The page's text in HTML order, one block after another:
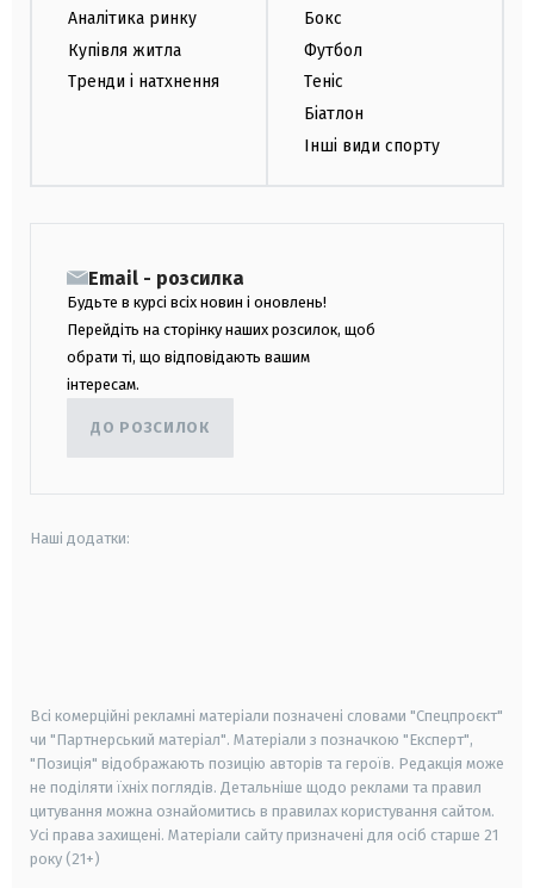
Аналітика ринку
Купівля житла
Тренди і натхнення
Бокс
Футбол
Теніс
Біатлон
Інші види спорту
Email - розсилка
Будьте в курсі всіх новин і оновлень!
Перейдіть на сторінку наших розсилок, щоб
обрати ті, що відповідають вашим
інтересам.
ДО РОЗСИЛОК
Наші додатки:
Всі комерційні рекламні матеріали позначені словами "Спецпроєкт"
чи "Партнерський матеріал". Матеріали з позначкою "Експерт",
"Позиція" відображають позицію авторів та героїв. Редакція може
не поділяти їхніх поглядів. Детальніше щодо реклами та правил
цитування можна ознайомитись в правилах користування сайтом.
Усі права захищені. Матеріали сайту призначені для осіб старше 21
року (21+)